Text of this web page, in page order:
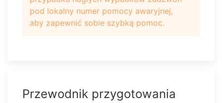
pod lokalny numer pomocy awaryjnej,
aby zapewnić sobie szybką pomoc.
Przewodnik przygotowania